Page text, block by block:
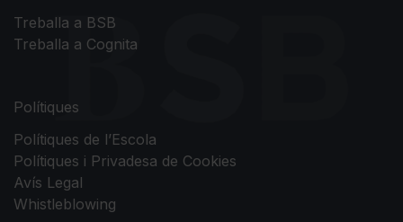
Treballa a BSB
Treballa a Cognita
Polítiques
Polítiques de l’Escola
Polítiques i Privadesa de Cookies
Avís Legal
Whistleblowing